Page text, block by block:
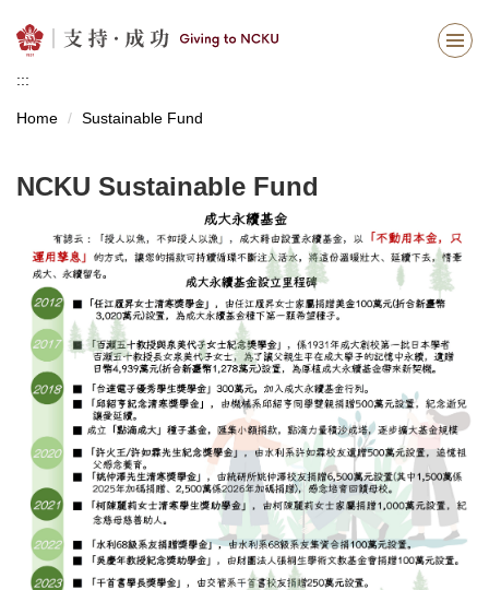
to
the
main
:::
Home Sustainable Fund
NCKU Sustainable Fund